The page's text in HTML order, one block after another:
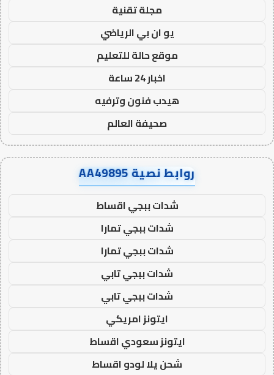
مجلة تقنية
يو ان بي الرياضي
موقع حالة للتعليم
اخبار 24 ساعة
هيدب فنون وترفيه
صحيفة العالم
روابط نصية AA49895
شدات ببجي اقساط
شدات ببجي تمارا
شدات ببجي تمارا
شدات ببجي تابي
شدات ببجي تابي
ايتونز امريكي
ايتونز سعودي اقساط
شحن يلا لودو اقساط